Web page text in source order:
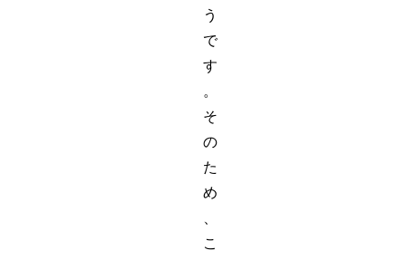
う
で
す
。
そ
の
た
め
こ